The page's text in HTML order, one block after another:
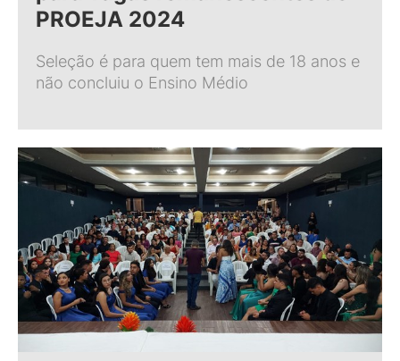
PROEJA 2024
Seleção é para quem tem mais de 18 anos e
não concluiu o Ensino Médio